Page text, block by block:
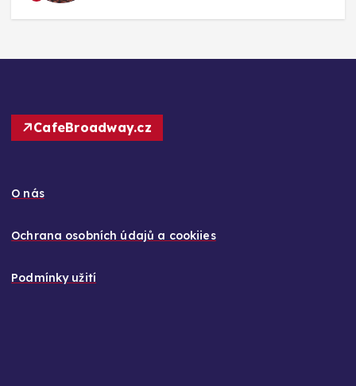
CafeBroadway.cz
O nás
Ochrana osobních údajů a cookiies
Podmínky užití